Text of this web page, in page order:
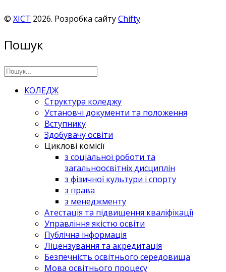
© ХІСТ 2026. Розробка сайтуChifty
Пошук
КОЛЕДЖ
Структура коледжу
Установчі документи та положення
Вступнику
Здобувачу освіти
Циклові комісії
з соціальної роботи та
загальноосвітніх дисциплін
з фізичної культури і спорту
з права
з менеджменту
Атестація та підвищення кваліфікації
Управління якістю освіти
Публічна інформація
Ліцензування та акредитація
Безпечність освітнього середовища
Мова освітнього процесу